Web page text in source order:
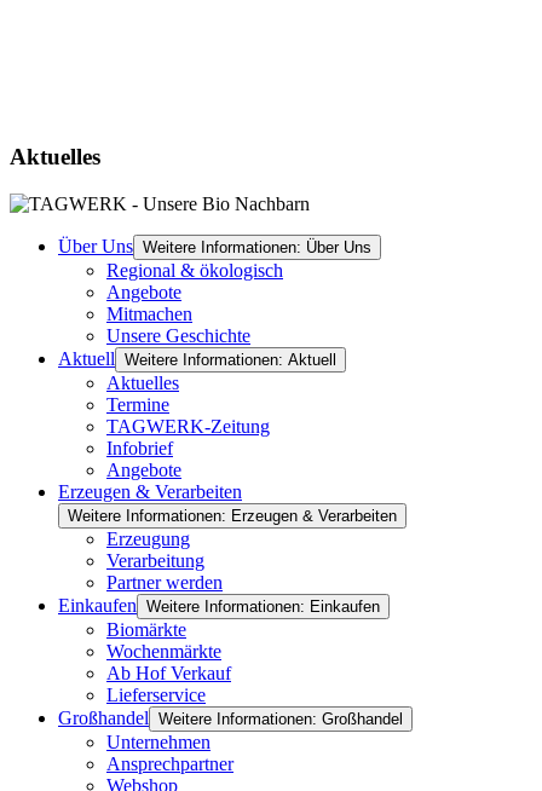
Aktuelles
Über Uns Weitere Informationen: Über Uns
Regional & ökologisch
Angebote
Mitmachen
Unsere Geschichte
Aktuell Weitere Informationen: Aktuell
Aktuelles
Termine
TAGWERK-Zeitung
Infobrief
Angebote
Erzeugen & Verarbeiten
Weitere Informationen: Erzeugen & Verarbeiten
Erzeugung
Verarbeitung
Partner werden
Einkaufen Weitere Informationen: Einkaufen
Biomärkte
Wochenmärkte
Ab Hof Verkauf
Lieferservice
Großhandel Weitere Informationen: Großhandel
Unternehmen
Ansprechpartner
Webshop